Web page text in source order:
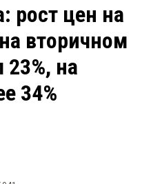
Рейтинги
Блоги
Архив
рост цен на
вторичном
на
34%